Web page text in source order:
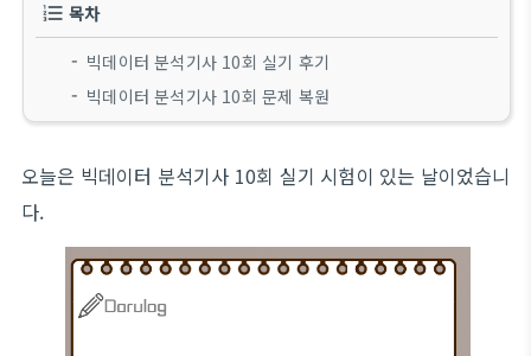
목차
빅데이터 분석기사 10회 실기 후기
빅데이터 분석기사 10회 문제 복원
오늘은 빅데이터 분석기사 10회 실기 시험이 있는 날이었습니
다.